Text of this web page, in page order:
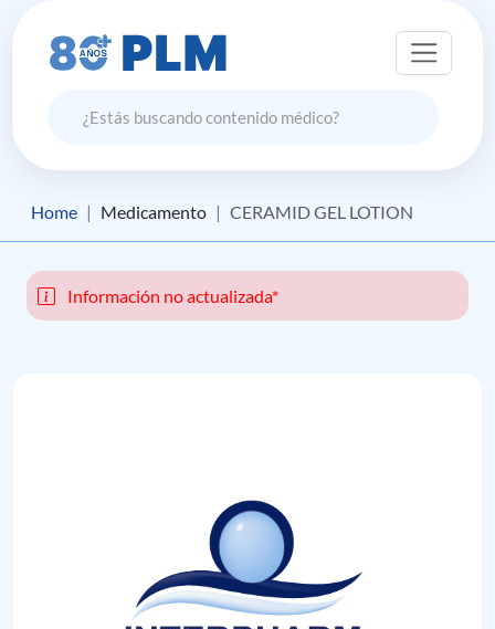
Home Medicamento CERAMID GEL LOTION
Información no actualizada*